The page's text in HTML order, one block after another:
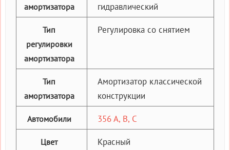
амортизатора
гидравлический
Тип
регулировки
амортизатора
Регулировка со снятием
Тип
амортизатора
Амортизатор классической
конструкции
Автомобили 356 A, B, C
Цвет
Красный